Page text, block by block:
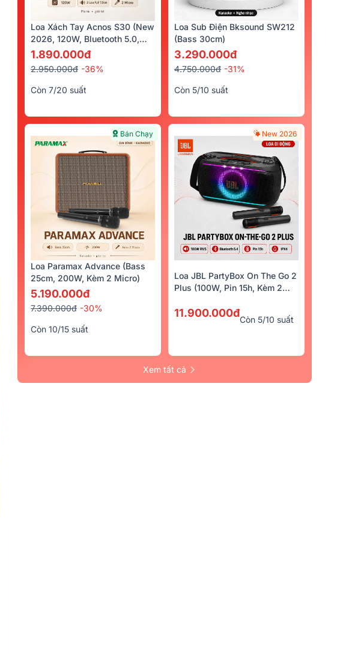
Loa Xách Tay Acnos S30 (New
2026, 120W, Bluetooth 5.0,
Kèm 2 Tay Micro)
1.890.000đ
2.950.000đ -36%
Còn 7/20 suất
Loa Sub Điện Bksound SW212
(bass 30cm)
3.290.000đ
4.750.000đ -31%
Còn 5/10 suất
Bán Chạy
Loa Paramax Advance (Bass
25cm, 200W, Kèm 2 Micro)
5.190.000đ
7.390.000đ -30%
Còn 10/15 suất
New 2026
Loa JBL PartyBox On The Go 2
Plus (100W, Pin 15h, Kèm 2
11.900.000đ
Còn 5/10 suất
Xem tất cả